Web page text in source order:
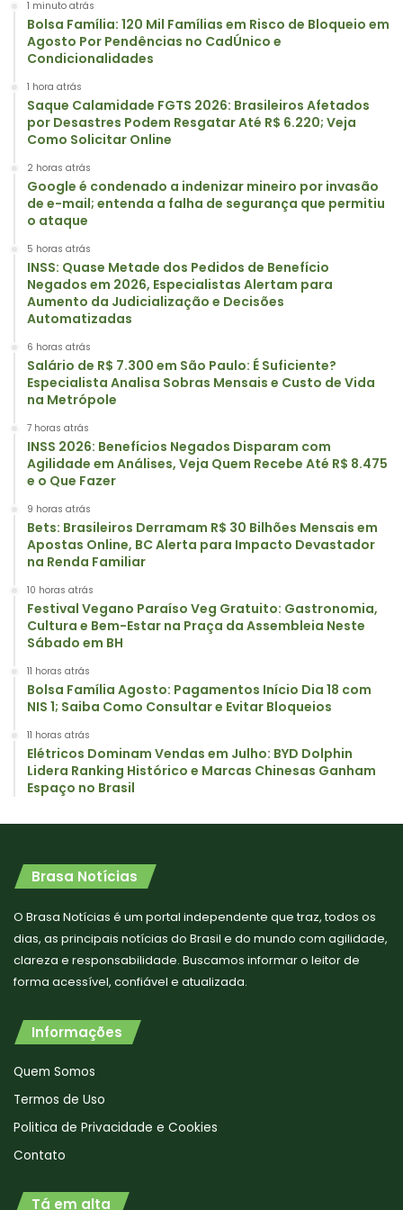
1 minuto atrás
Bolsa Família: 120 Mil Famílias em Risco de Bloqueio em
Agosto Por Pendências no CadÚnico e
Condicionalidades
1 hora atrás
Saque Calamidade FGTS 2026: Brasileiros Afetados
por Desastres Podem Resgatar Até R$ 6.220; Veja
Como Solicitar Online
2 horas atrás
Google é condenado a indenizar mineiro por invasão
de e-mail; entenda a falha de segurança que permitiu
o ataque
5 horas atrás
INSS: Quase Metade dos Pedidos de Benefício
Negados em 2026, Especialistas Alertam para
Aumento da Judicialização e Decisões
Automatizadas
6 horas atrás
Salário de R$ 7.300 em São Paulo: É Suficiente?
Especialista Analisa Sobras Mensais e Custo de Vida
na Metrópole
7 horas atrás
INSS 2026: Benefícios Negados Disparam com
Agilidade em Análises, Veja Quem Recebe Até R$ 8.475
e o Que Fazer
9 horas atrás
Bets: Brasileiros Derramam R$ 30 Bilhões Mensais em
Apostas Online, BC Alerta para Impacto Devastador
na Renda Familiar
10 horas atrás
Festival Vegano Paraíso Veg Gratuito: Gastronomia,
Cultura e Bem-Estar na Praça da Assembleia Neste
Sábado em BH
11 horas atrás
Bolsa Família Agosto: Pagamentos Início Dia 18 com
NIS 1; Saiba Como Consultar e Evitar Bloqueios
11 horas atrás
Elétricos Dominam Vendas em Julho: BYD Dolphin
Lidera Ranking Histórico e Marcas Chinesas Ganham
Espaço no Brasil
Brasa Notícias
O Brasa Notícias é um portal independente que traz, todos os
dias, as principais notícias do Brasil e do mundo com agilidade,
clareza e responsabilidade. Buscamos informar o leitor de
forma acessível, confiável e atualizada.
Informações
Quem Somos
Termos de Uso
Politica de Privacidade e Cookies
Contato
Tá em alta